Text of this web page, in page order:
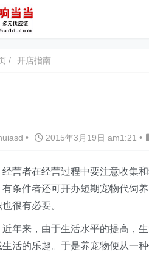
开店指南
• 2015年3月19日 am1:21 •
者在经营过程中要注意收集和
有条件者还可开办短期宠物代饲
很有必要。
来，由于生活水平的提高，生
生活的乐趣。于是养宠物便从一